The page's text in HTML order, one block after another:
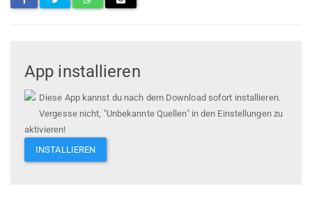
App installieren
Diese App kannst du nach dem Download sofort installieren.
Vergesse nicht, "Unbekannte Quellen" in den Einstellungen zu
aktivieren!
INSTALLIEREN